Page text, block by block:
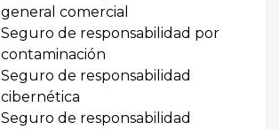
general comercial
Seguro de responsabilidad por
contaminación
Seguro de responsabilidad
cibernética
Seguro de responsabilidad